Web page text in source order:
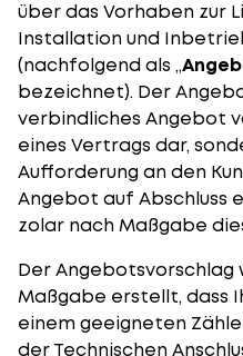
über das Vorhaben zur
Installation und
(nachfolgend als „
bezeichnet). Der
verbindliches Angebot
eines Vertrags dar,
Aufforderung an den
Angebot auf Abschluss
zolar nach Maßgabe
Der
Maßgabe erstellt, dass
einem geeigneten
der Technischen